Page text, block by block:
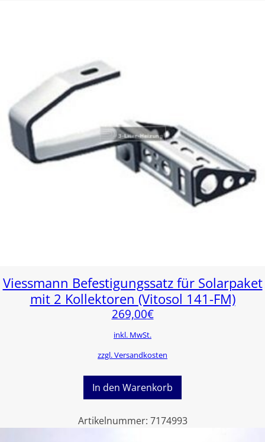
Viessmann Befestigungssatz für Solarpaket
mit 2 Kollektoren (Vitosol 141-FM)
269,00€
inkl. MwSt.
zzgl. Versandkosten
In den Warenkorb
Artikelnummer: 7174993